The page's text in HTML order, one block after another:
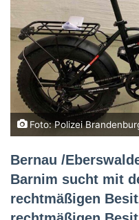
Foto: Polizei
Bernau /
Barnim sucht mit
rechtmäßigen